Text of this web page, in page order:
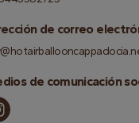
de correo
de comunicación